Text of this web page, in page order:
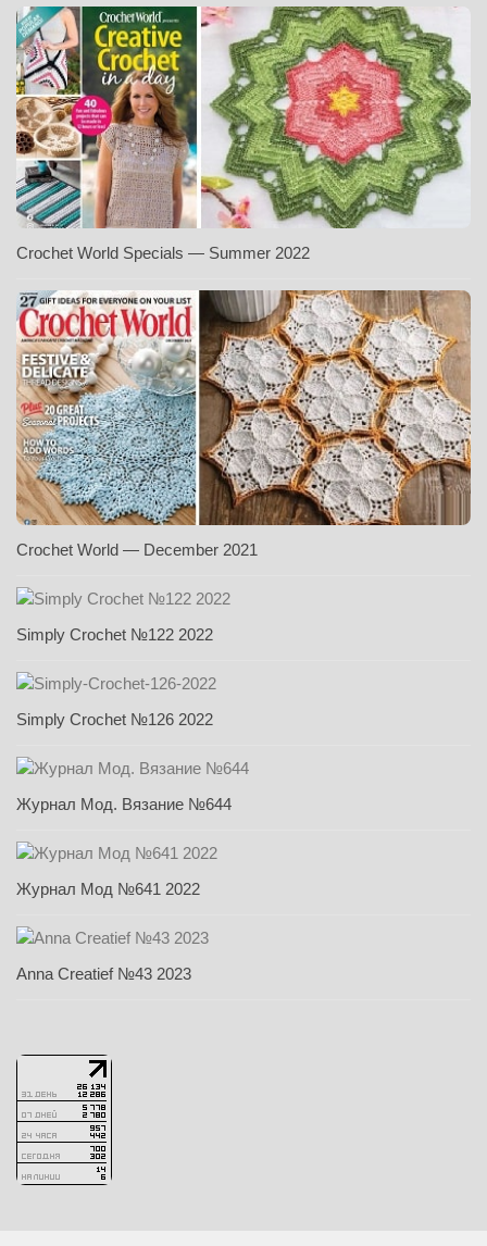
Crochet World Specials — Summer 2022
Crochet World — December 2021
Simply Crochet №122 2022
Simply Crochet №126 2022
Журнал Мод. Вязание №644
Журнал Мод №641 2022
Anna Creatief №43 2023